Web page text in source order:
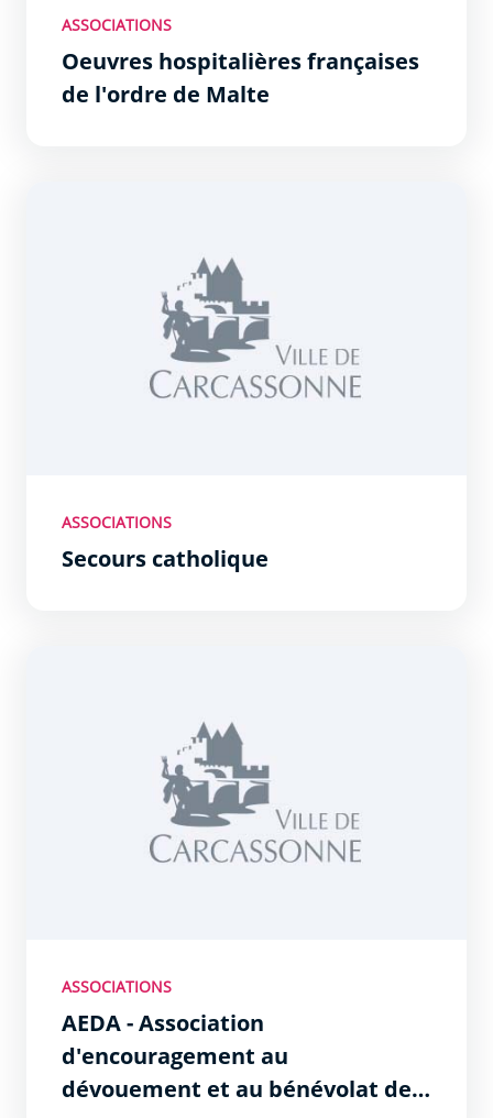
ASSOCIATIONS
Oeuvres hospitalières françaises
de l'ordre de Malte
ASSOCIATIONS
Secours catholique
ASSOCIATIONS
AEDA - Association
d'encouragement au
dévouement et au bénévolat de